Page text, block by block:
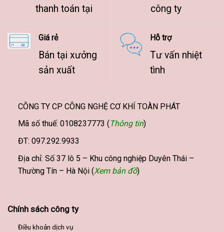
thanh toán tại
công ty
Giá rẻ
Bán tại xưởng
sản xuất
Hỗ trợ
Tư vấn nhiệt
tình
CÔNG TY CP CÔNG NGHỆ CƠ KHÍ TOÀN PHÁT
Mã số thuế: 0108237773 ( Thông tin)
ĐT: 097.292.9933
Địa chỉ: Số 37 lô 5 – Khu công nghiệp Duyên Thái –
Thường Tín – Hà Nội (Xem bản đồ)
Chính sách công ty
Điều khoản dịch vụ